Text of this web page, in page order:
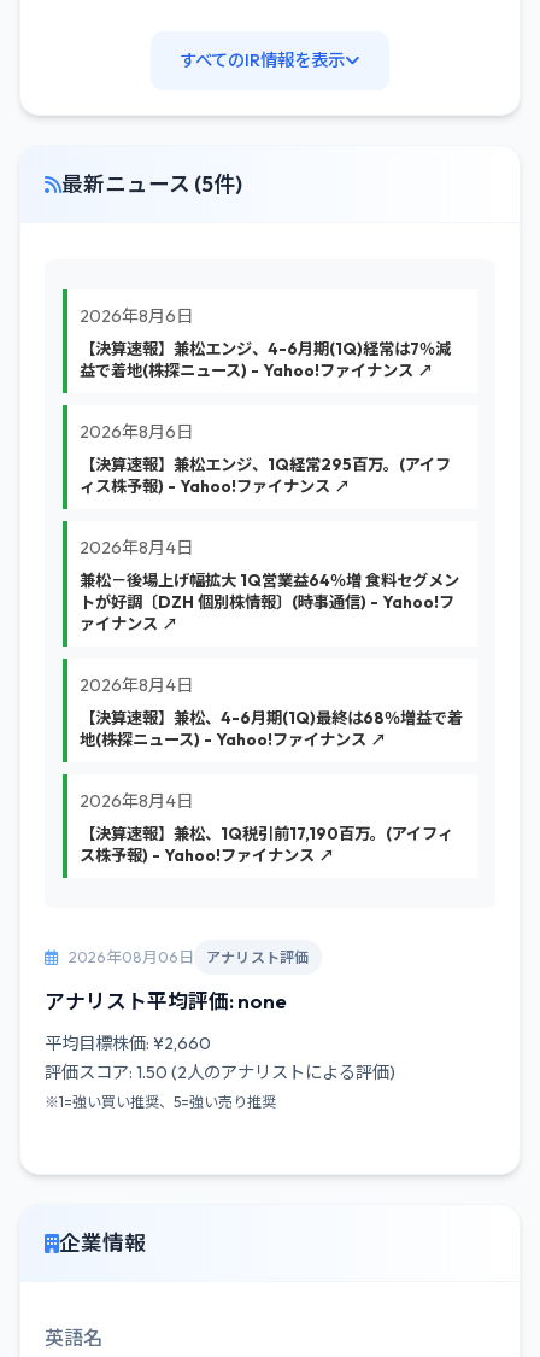
すべてのIR情報を表示
最新ニュース (5件)
2026年8月6日
【決算速報】兼松エンジ、4-6月期(1Q)経常は7％減
益で着地(株探ニュース) - Yahoo!ファイナンス ↗
2026年8月6日
【決算速報】兼松エンジ、1Q経常295百万。(アイフ
ィス株予報) - Yahoo!ファイナンス ↗
2026年8月4日
兼松－後場上げ幅拡大 1Q営業益64％増 食料セグメン
トが好調〔DZH 個別株情報〕(時事通信) - Yahoo!フ
ァイナンス ↗
2026年8月4日
【決算速報】兼松、4-6月期(1Q)最終は68％増益で着
地(株探ニュース) - Yahoo!ファイナンス ↗
2026年8月4日
【決算速報】兼松、1Q税引前17,190百万。(アイフィ
ス株予報) - Yahoo!ファイナンス ↗
2026年08月06日 アナリスト評価
アナリスト平均評価: none
平均目標株価: ¥2,660
評価スコア: 1.50 (2人のアナリストによる評価)
※1=強い買い推奨、5=強い売り推奨
企業情報
英語名